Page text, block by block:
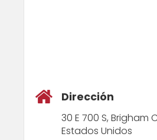
Dirección
30 E 700 S, Brigham
Estados Unidos